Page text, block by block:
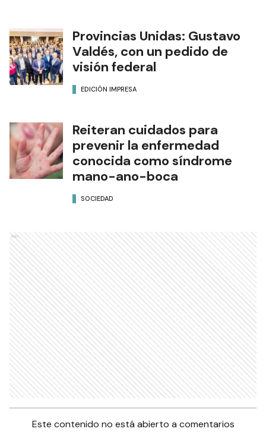
Provincias Unidas: Gustavo
Valdés, con un pedido de
visión federal
EDICIÓN IMPRESA
Reiteran cuidados para
prevenir la enfermedad
conocida como síndrome
mano-ano-boca
SOCIEDAD
Ads
Este contenido no está abierto a comentarios